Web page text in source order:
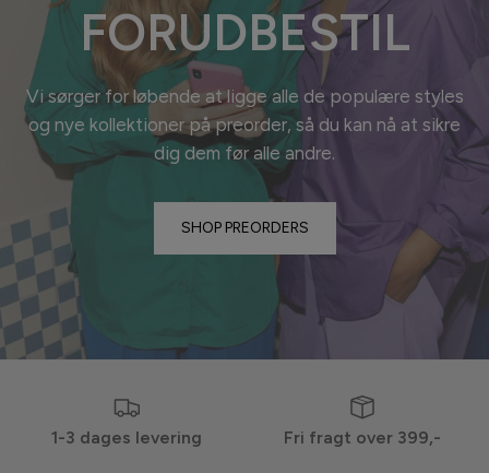
FORUDBESTIL
Vi sørger for løbende at ligge alle de populære styles
og nye kollektioner på preorder, så du kan nå at sikre
dig dem før alle andre.
SHOP PREORDERS
1-3 dages levering Fri fragt over 399,-